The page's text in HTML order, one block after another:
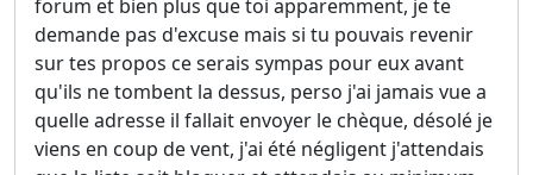
forum et bien plus que toi apparemment, je te
demande pas d'excuse mais si tu pouvais revenir
sur tes propos ce serais sympas pour eux avant
qu'ils ne tombent la dessus, perso j'ai jamais vue a
quelle adresse il fallait envoyer le chèque, désolé je
viens en coup de vent, j'ai été négligent j'attendais